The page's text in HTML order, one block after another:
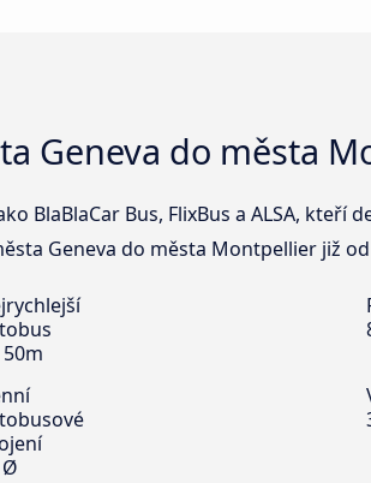
Geneva do města
BlaBlaCar Bus, FlixBus a ALSA, kteří
Geneva do města Montpellier již od
Ø